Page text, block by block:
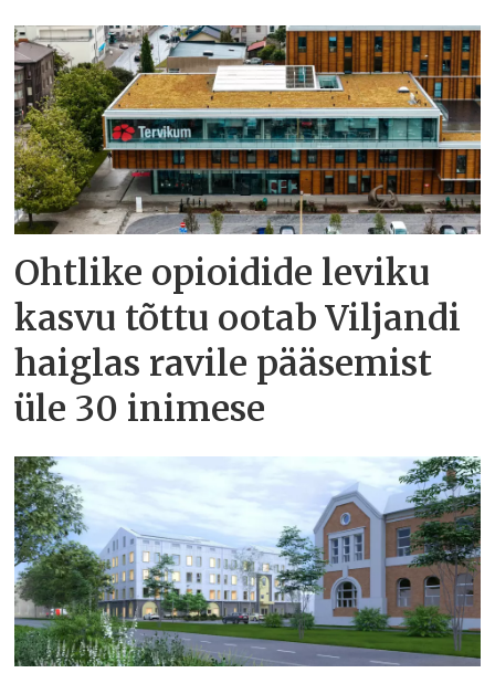
Ohtlike opioidide leviku
kasvu tõttu ootab Viljandi
haiglas ravile pääsemist
üle 30 inimese